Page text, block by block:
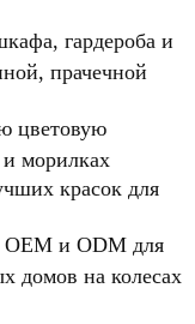
гардероба и
прачечной
цветовую
и морилках
красок для
OEM и ODM для
домов на колесах